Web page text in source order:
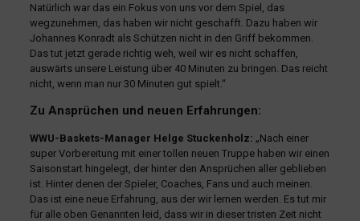
Natürlich war das ein Fokus von uns vor dem Spiel, das
wegzunehmen, das haben wir nicht geschafft. Dazu haben wir
Johannes Konradt als Schützen nicht in den Griff bekommen.
Das tut jetzt gerade richtig weh, weil wir es nicht schaffen,
auswärts unsere Leistung über 40 Minuten zu bringen. Das reicht
nicht, wenn man nur 30 Minuten gut spielt.“
Zu Ansprüchen und neuen Erfahrungen:
WWU-Baskets-Manager Helge Stuckenholz: „Nach einer
super Vorbereitung mit einer tollen neuen Truppe haben wir einen
Saisonstart hingelegt, der hinter den Ansprüchen aller geblieben
ist. Hinter denen der Spieler, Coaches, Fans und auch meinen.
Das ist eine neue Erfahrung, aus der wir lernen werden. Es tut mir
für alle oben Genannten leid, dass wir in dieser tristen Zeit nicht